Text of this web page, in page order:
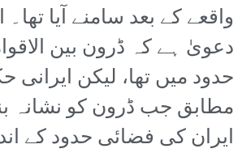
واقعے کے بعد سامنے آیا تھا۔
دعویٰ ہے کہ ڈرون بین
حدود میں تھا، لیکن ایرانی
مطابق جب ڈرون کو نشانہ
ایران کی فضائی حدود کے